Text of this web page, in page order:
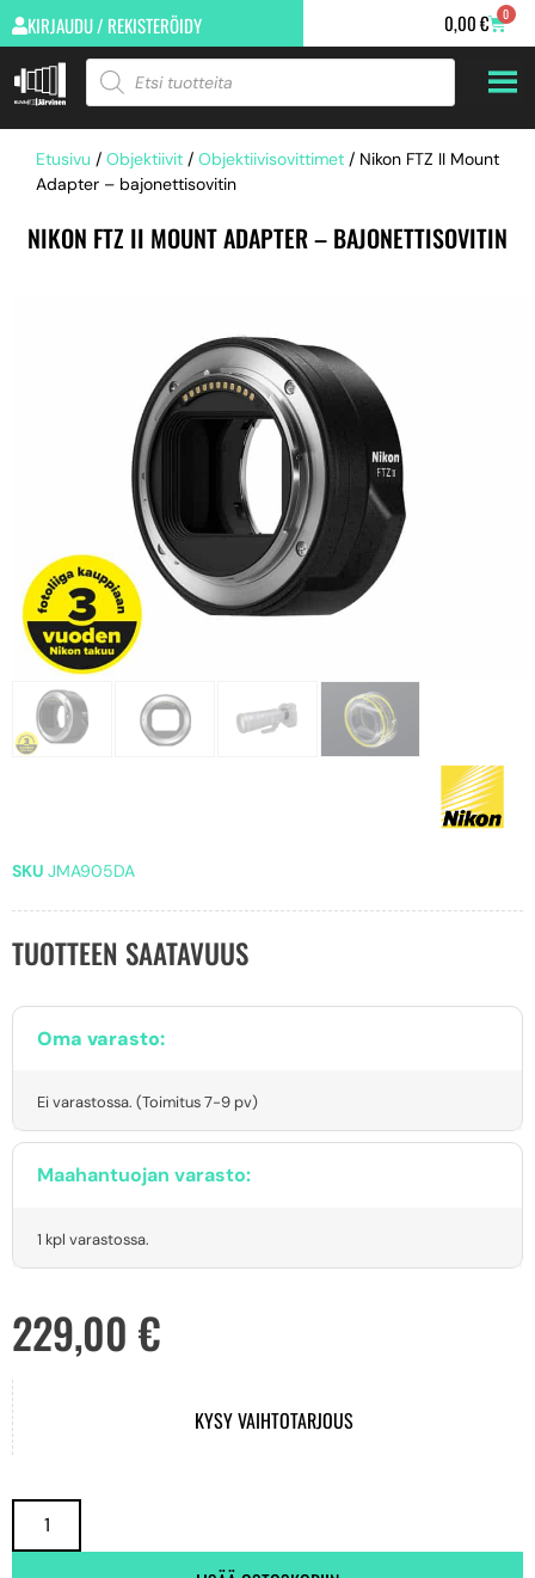
KIRJAUDU / REKISTERÖIDY 0,00€ 0
Etusivu / Objektiivit / Objektiivisovittimet / Nikon FTZ II Mount
Adapter – bajonettisovitin
NIKON FTZ II MOUNT ADAPTER – BAJONETTISOVITIN
SKU JMA905DA
TUOTTEEN SAATAVUUS
Oma varasto:
Ei varastossa. (Toimitus 7-9 pv)
Maahantuojan varasto:
1 kpl varastossa.
229,00 €
KYSY VAIHTOTARJOUS